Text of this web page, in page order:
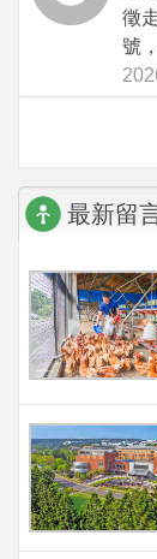
徵
號
最新留